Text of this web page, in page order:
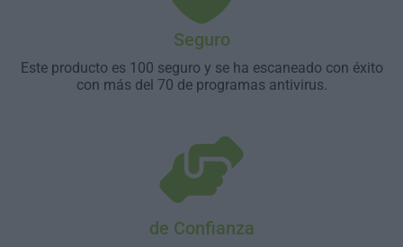
Seguro
Este producto es 100 seguro y se ha escaneado con éxito
con más del 70 de programas antivirus.
de Confianza